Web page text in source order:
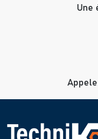
Une